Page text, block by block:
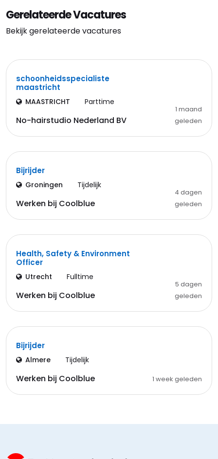
Gerelateerde Vacatures
Bekijk gerelateerde vacatures
schoonheidsspecialiste
maastricht
MAASTRICHT Parttime
No-hairstudio Nederland BV
1 maand
geleden
Bijrijder
Groningen Tijdelijk
Werken bij Coolblue
4 dagen
geleden
Health, Safety & Environment
Officer
Utrecht Fulltime
Werken bij Coolblue
5 dagen
geleden
Bijrijder
Almere Tijdelijk
Werken bij Coolblue 1 week geleden